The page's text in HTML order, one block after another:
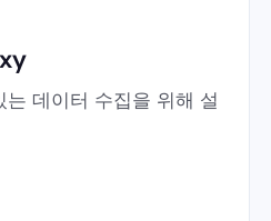
데이터 수집을 위해 설